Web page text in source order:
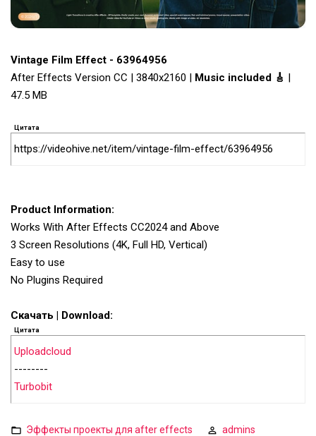
Vintage Film Effect - 63964956
After Effects Version CC | 3840x2160 | Music included 🎸 |
47.5 MB
Цитата
https://videohive.net/item/vintage-film-effect/63964956
Product Information:
Works With After Effects CC2024 and Above
3 Screen Resolutions (4K, Full HD, Vertical)
Easy to use
No Plugins Required
Скачать | Download:
Цитата
Uploadcloud
--------
Turbobit
Эффекты проекты для after effects admins